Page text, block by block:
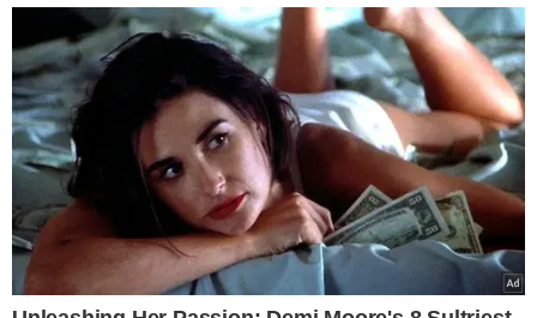
Quem é a influencer que
viralizou após montar
barbearia nudista; veja
fotos